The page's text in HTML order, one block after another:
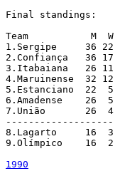
Final standings:
Team           M  W
1.Sergipe     36
2.Confiança   36
3.Itabaiana   26
4.Maruinense  32
5.Estanciano  22
6.Amadense    26
7.União       26  4
8.Lagarto     16
9.Olímpico    16
1990